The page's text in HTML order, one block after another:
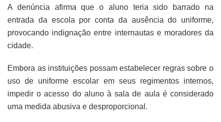
A denúncia afirma que o aluno teria sido barrado na
entrada da escola por conta da ausência do uniforme,
provocando indignação entre internautas e moradores da
cidade.
Embora as instituições possam estabelecer regras sobre o
uso de uniforme escolar em seus regimentos internos,
impedir o acesso do aluno à sala de aula é considerado
uma medida abusiva e desproporcional.